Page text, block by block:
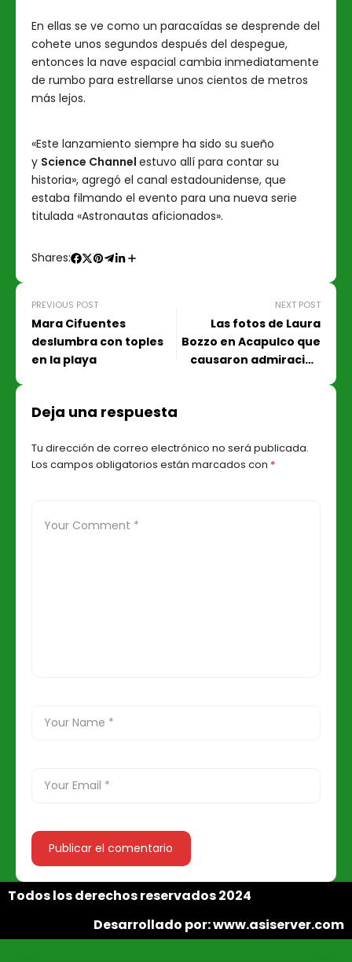
En ellas se ve como un paracaídas se desprende del
cohete unos segundos después del despegue,
entonces la nave espacial cambia inmediatamente
de rumbo para estrellarse unos cientos de metros
más lejos.
«Este lanzamiento siempre ha sido su sueño
y Science Channel estuvo allí para contar su
historia», agregó el canal estadounidense, que
estaba filmando el evento para una nueva serie
titulada «Astronautas aficionados».
Shares:
PREVIOUS POST
Mara Cifuentes
deslumbra con toples
en la playa
NEXT POST
Las fotos de Laura
Bozzo en Acapulco que
causaron admiración
Deja una respuesta
Tu dirección de correo electrónico no será publicada.
Los campos obligatorios están marcados con *
Todos los derechos reservados 2024
Desarrollado por: www.asiserver.com